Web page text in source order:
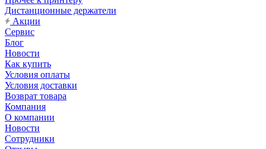
Дистанционные держатели
Акции
Сервис
Блог
Новости
Как купить
Условия оплаты
Условия доставки
Возврат товара
Компания
О компании
Новости
Сотрудники